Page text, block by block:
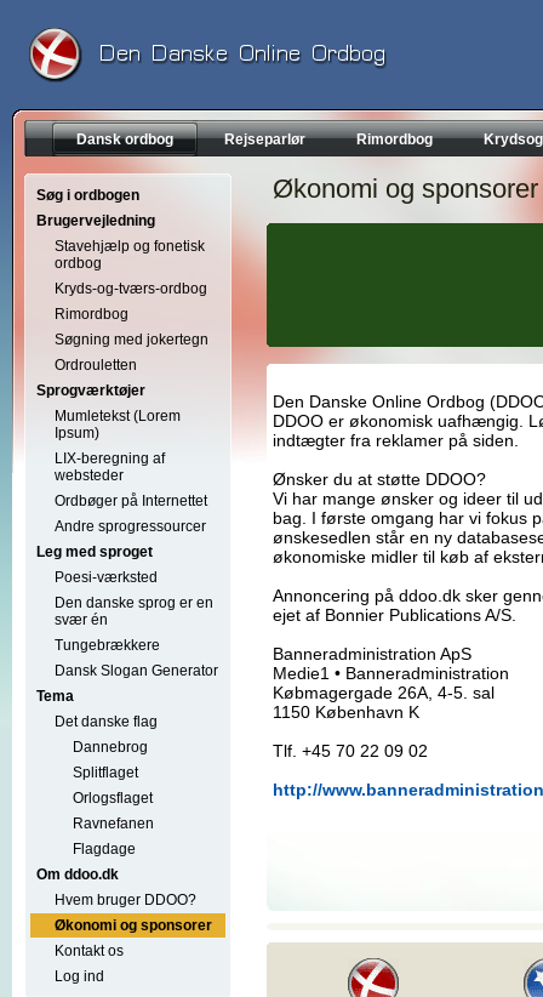
Dansk ordbog Rejseparlør Rimordbog
Søg i ordbogen
Brugervejledning
Stavehjælp og fonetisk
ordbog
Kryds-og-tværs-ordbog
Rimordbog
Søgning med jokertegn
Ordrouletten
Sprogværktøjer
Mumletekst (Lorem
Ipsum)
LIX-beregning af
websteder
Ordbøger på Internettet
Andre sprogressourcer
Leg med sproget
Poesi-værksted
Den danske sprog er en
svær én
Tungebrækkere
Dansk Slogan Generator
Tema
Det danske flag
Dannebrog
Splitflaget
Orlogsflaget
Ravnefanen
Flagdage
Om ddoo.dk
Hvem bruger DDOO?
Økonomi og sponsorer
Kontakt os
Log ind
Økonomi og sponsorer
Den Danske Online Ordbog
DDOO er økonomisk uafhængig.
indtægter fra reklamer på siden.
Ønsker du at støtte DDOO?
Vi har mange ønsker og ideer til
bag. I første omgang har vi fokus
ønskesedlen står en ny
økonomiske midler til køb af
Annoncering på ddoo.dk sker
ejet af Bonnier Publications A/S.
Banneradministration ApS
Medie1 • Banneradministration
Købmagergade 26A, 4-5. sal
1150 København K
Tlf. +45 70 22 09 02
http://